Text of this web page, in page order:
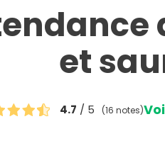
et
4.7 / 5 (16 notes)